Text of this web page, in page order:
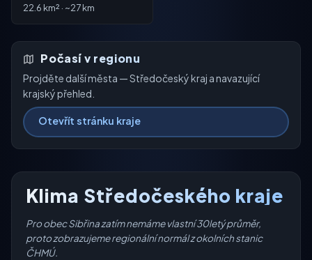
22.6 km² · ~27 km
Počasí v regionu
Projděte další města — Středočeský kraj a navazující
krajský přehled.
Otevřít stránku kraje
Klima Středočeského kraje
Pro obec Sibřina zatím nemáme vlastní 30letý průměr,
proto zobrazujeme regionální normál z okolních stanic
ČHMÚ.